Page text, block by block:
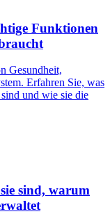
Funktionen
Gesundheit,
Erfahren Sie, was
und wie sie die
sind, warum